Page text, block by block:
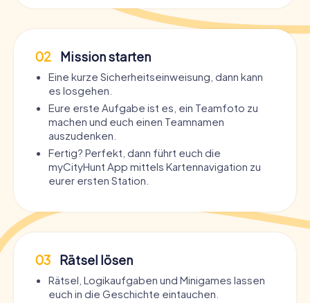
02 Mission starten
Eine kurze Sicherheitseinweisung, dann kann
es losgehen.
Eure erste Aufgabe ist es, ein Teamfoto zu
machen und euch einen Teamnamen
auszudenken.
Fertig? Perfekt, dann führt euch die
myCityHunt App mittels Kartennavigation zu
eurer ersten Station.
03 Rätsel lösen
Rätsel, Logikaufgaben und Minigames lassen
euch in die Geschichte eintauchen.